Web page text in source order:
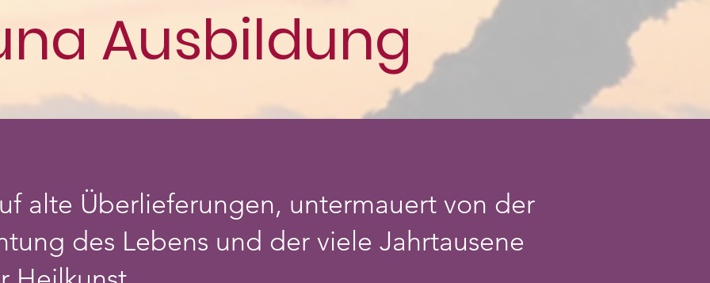
Ausbildung
alte Überlieferungen, untermauert von der
des Lebens und der viele Jahrtausene